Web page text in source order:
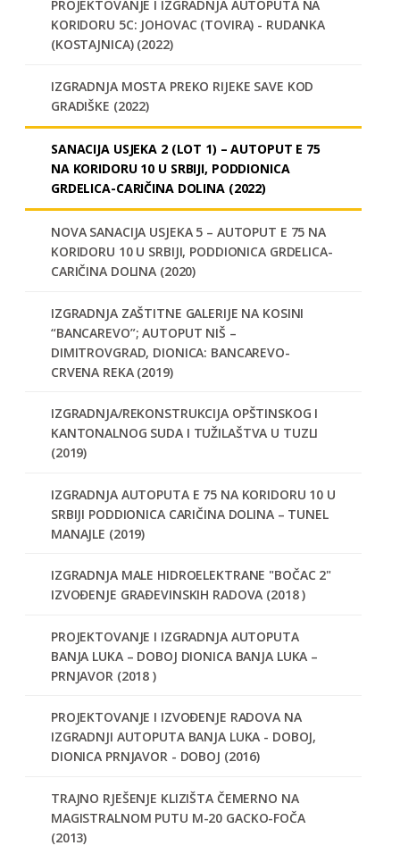
PROJEKTOVANJE I IZGRADNJA AUTOPUTA NA
KORIDORU 5C: JOHOVAC (TOVIRA) - RUDANKA
(KOSTAJNICA) (2022)
IZGRADNJA MOSTA PREKO RIJEKE SAVE KOD
GRADIŠKE (2022)
SANACIJA USJEKA 2 (LOT 1) – AUTOPUT E 75
NA KORIDORU 10 U SRBIJI, PODDIONICA
GRDELICA-CARIČINA DOLINA (2022)
NOVA SANACIJA USJEKA 5 – AUTOPUT E 75 NA
KORIDORU 10 U SRBIJI, PODDIONICA GRDELICA-
CARIČINA DOLINA (2020)
IZGRADNJA ZAŠTITNE GALERIJE NA KOSINI
“BANCAREVO”; AUTOPUT NIŠ –
DIMITROVGRAD, DIONICA: BANCAREVO-
CRVENA REKA (2019)
IZGRADNJA/REKONSTRUKCIJA OPŠTINSKOG I
KANTONALNOG SUDA I TUŽILAŠTVA U TUZLI
(2019)
IZGRADNJA AUTOPUTA E 75 NA KORIDORU 10 U
SRBIJI PODDIONICA CARIČINA DOLINA – TUNEL
MANAJLE (2019)
IZGRADNJA MALE HIDROELEKTRANE "BOČAC 2"
IZVOĐENJE GRAĐEVINSKIH RADOVA (2018 )
PROJEKTOVANJE I IZGRADNJA AUTOPUTA
BANJA LUKA – DOBOJ DIONICA BANJA LUKA –
PRNJAVOR (2018 )
PROJEKTOVANJE I IZVOĐENJE RADOVA NA
IZGRADNJI AUTOPUTA BANJA LUKA - DOBOJ,
DIONICA PRNJAVOR - DOBOJ (2016)
TRAJNO RJEŠENJE KLIZIŠTA ČEMERNO NA
MAGISTRALNOM PUTU M-20 GACKO-FOČA
(2013)